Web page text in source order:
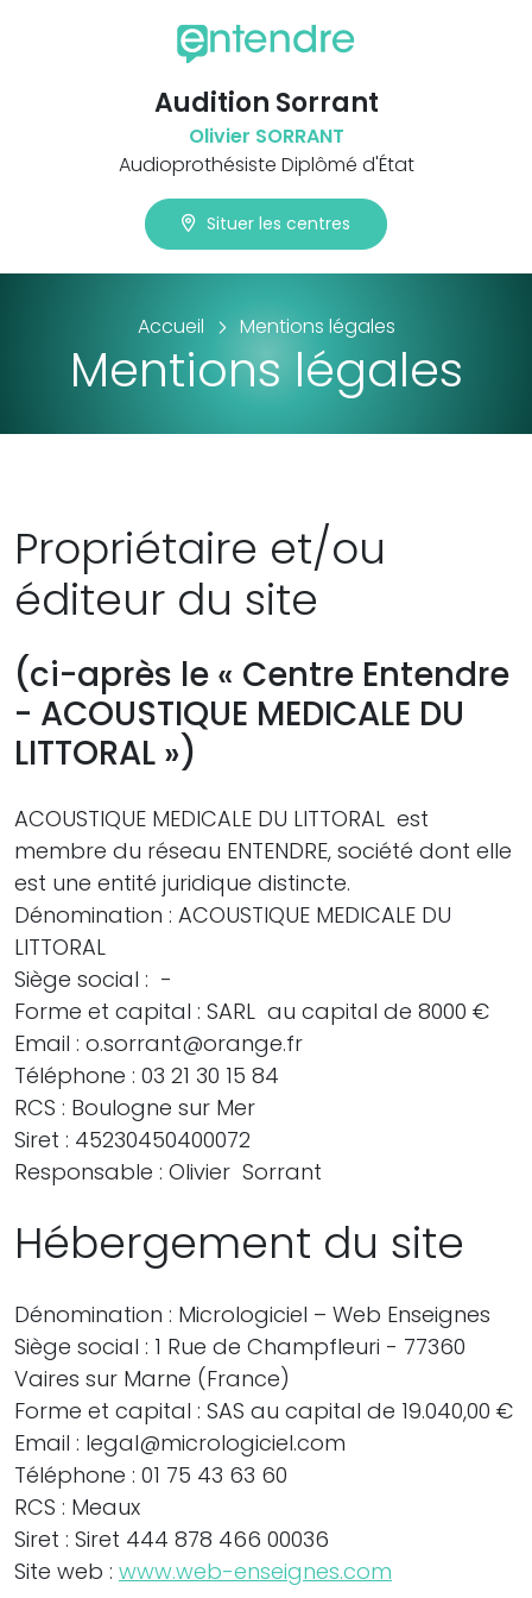
Audition Sorrant
Olivier SORRANT
Audioprothésiste Diplômé d'État
Situer les centres
Accueil Mentions légales
Mentions légales
Propriétaire et/ou
éditeur du site
(ci-après le « Centre Entendre
- ACOUSTIQUE MEDICALE DU
LITTORAL »)
ACOUSTIQUE MEDICALE DU LITTORAL est
membre du réseau ENTENDRE, société dont elle
est une entité juridique distincte.
Dénomination : ACOUSTIQUE MEDICALE DU
LITTORAL
Siège social : -
Forme et capital : SARL au capital de 8000 €
Email : o.sorrant@orange.fr
Téléphone : 03 21 30 15 84
RCS : Boulogne sur Mer
Siret : 45230450400072
Responsable : Olivier Sorrant
Hébergement du site
Dénomination : Micrologiciel – Web Enseignes
Siège social : 1 Rue de Champfleuri - 77360
Vaires sur Marne (France)
Forme et capital : SAS au capital de 19.040,00 €
Email : legal@micrologiciel.com
Téléphone : 01 75 43 63 60
RCS : Meaux
Siret : Siret 444 878 466 00036
Site web : www.web-enseignes.com